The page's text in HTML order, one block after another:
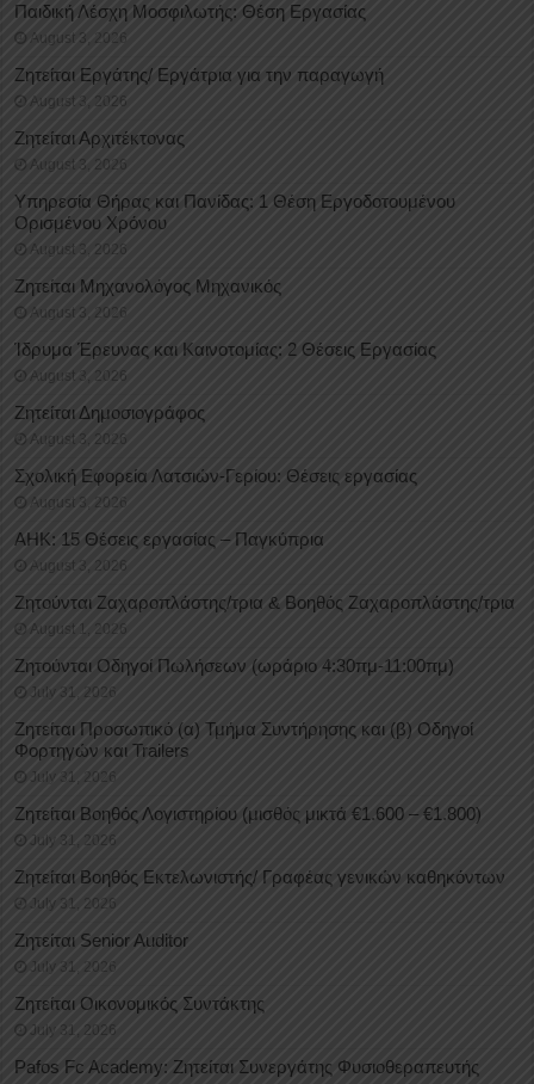
Παιδική Λέσχη Μοσφιλωτής: Θέση Εργασίας
August 3, 2026
Ζητείται Εργάτης/ Εργάτρια για την παραγωγή
August 3, 2026
Ζητείται Αρχιτέκτονας
August 3, 2026
Υπηρεσία Θήρας και Πανίδας: 1 Θέση Eργοδοτουμένου
Oρισμένου Xρόνου
August 3, 2026
Ζητείται Μηχανολόγος Μηχανικός
August 3, 2026
Ίδρυμα Έρευνας και Καινοτομίας: 2 Θέσεις Εργασίας
August 3, 2026
Ζητείται Δημοσιογράφος
August 3, 2026
Σχολική Εφορεία Λατσιών-Γερίου: Θέσεις εργασίας
August 3, 2026
ΑΗΚ: 15 Θέσεις εργασίας – Παγκύπρια
August 3, 2026
Ζητούνται Ζαχαροπλάστης/τρια & Βοηθός Ζαχαροπλάστης/τρια
August 1, 2026
Ζητούνται Οδηγοί Πωλήσεων (ωράριο 4:30πμ-11:00πμ)
July 31, 2026
Ζητείται Προσωπικό (α) Τμήμα Συντήρησης και (β) Οδηγοί
Φορτηγών και Trailers
July 31, 2026
Ζητείται Βοηθός Λογιστηρίου (μισθός μικτά €1.600 – €1.800)
July 31, 2026
Ζητείται Βοηθός Εκτελωνιστής/ Γραφέας γενικών καθηκόντων
July 31, 2026
Ζητείται Senior Auditor
July 31, 2026
Ζητείται Οικονομικός Συντάκτης
July 31, 2026
Pafos Fc Academy: Ζητείται Συνεργάτης Φυσιοθεραπευτής